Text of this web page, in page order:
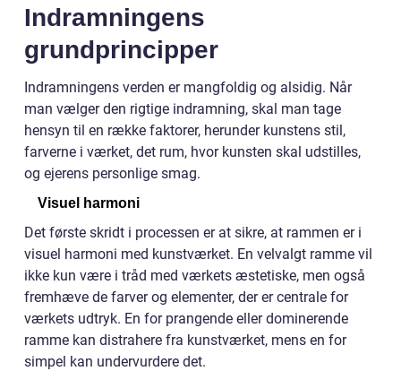
Indramningens
grundprincipper
Indramningens verden er mangfoldig og alsidig. Når
man vælger den rigtige indramning, skal man tage
hensyn til en række faktorer, herunder kunstens stil,
farverne i værket, det rum, hvor kunsten skal udstilles,
og ejerens personlige smag.
Visuel harmoni
Det første skridt i processen er at sikre, at rammen er i
visuel harmoni med kunstværket. En velvalgt ramme vil
ikke kun være i tråd med værkets æstetiske, men også
fremhæve de farver og elementer, der er centrale for
værkets udtryk. En for prangende eller dominerende
ramme kan distrahere fra kunstværket, mens en for
simpel kan undervurdere det.